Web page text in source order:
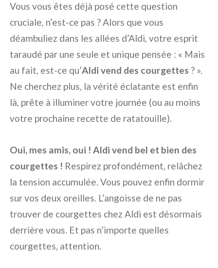
Vous vous êtes déjà posé cette question
cruciale, n’est-ce pas ? Alors que vous
déambuliez dans les allées d’Aldi, votre esprit
taraudé par une seule et unique pensée : « Mais
au fait, est-ce qu’Aldi vend des courgettes ? ».
Ne cherchez plus, la vérité éclatante est enfin
là, prête à illuminer votre journée (ou au moins
votre prochaine recette de ratatouille).
Oui, mes amis, oui ! Aldi vend bel et bien des
courgettes ! Respirez profondément, relâchez
la tension accumulée. Vous pouvez enfin dormir
sur vos deux oreilles. L’angoisse de ne pas
trouver de courgettes chez Aldi est désormais
derrière vous. Et pas n’importe quelles
courgettes, attention.